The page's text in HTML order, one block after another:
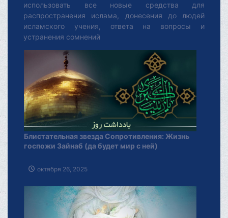
использовать все новые средства для
распространения ислама, донесения до людей
исламского учения, ответа на вопросы и
устранения сомнений
Блистательная звезда Сопротивления: Жизнь
госпожи Зайнаб (да будет мир с ней)
октября 26, 2025